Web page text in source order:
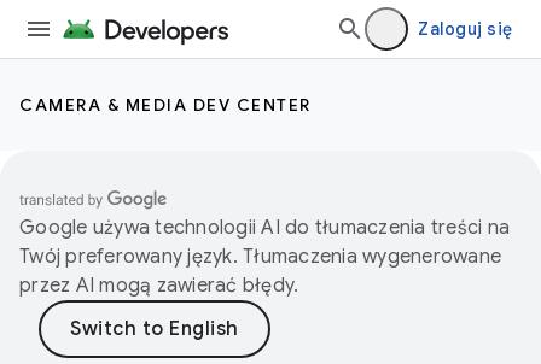
Zaloguj się
CAMERA & MEDIA DEV CENTER
Google używa technologii AI do tłumaczenia treści na
Twój preferowany język. Tłumaczenia wygenerowane
przez AI mogą zawierać błędy.